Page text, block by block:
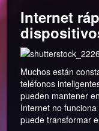
Internet
Muchos están
teléfonos
pueden mantener
Internet no
puede transformar